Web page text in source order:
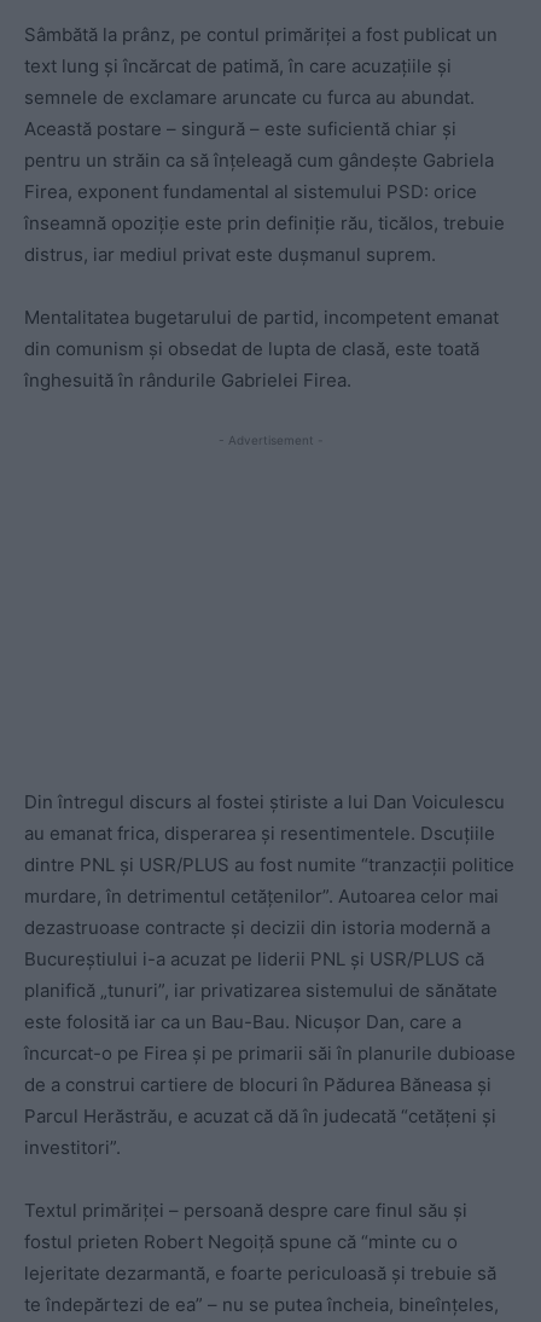
Sâmbătă la prânz, pe contul primăriței a fost publicat un
text lung și încărcat de patimă, în care acuzațiile și
semnele de exclamare aruncate cu furca au abundat.
Această postare – singură – este suficientă chiar și
pentru un străin ca să înțeleagă cum gândește Gabriela
Firea, exponent fundamental al sistemului PSD: orice
înseamnă opoziție este prin definiție rău, ticălos, trebuie
distrus, iar mediul privat este dușmanul suprem.
Mentalitatea bugetarului de partid, incompetent emanat
din comunism și obsedat de lupta de clasă, este toată
înghesuită în rândurile Gabrielei Firea.
- Advertisement -
Din întregul discurs al fostei știriste a lui Dan Voiculescu
au emanat frica, disperarea și resentimentele. Dscuțiile
dintre PNL și USR/PLUS au fost numite “tranzacții politice
murdare, în detrimentul cetățenilor”. Autoarea celor mai
dezastruoase contracte și decizii din istoria modernă a
Bucureștiului i-a acuzat pe liderii PNL și USR/PLUS că
planifică „tunuri”, iar privatizarea sistemului de sănătate
este folosită iar ca un Bau-Bau. Nicușor Dan, care a
încurcat-o pe Firea și pe primarii săi în planurile dubioase
de a construi cartiere de blocuri în Pădurea Băneasa și
Parcul Herăstrău, e acuzat că dă în judecată “cetățeni și
investitori”.
Textul primăriței – persoană despre care finul său și
fostul prieten Robert Negoiță spune că “minte cu o
lejeritate dezarmantă, e foarte periculoasă și trebuie să
te îndepărtezi de ea” – nu se putea încheia, bineînțeles,